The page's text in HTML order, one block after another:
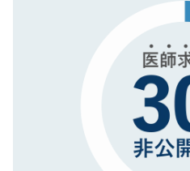
で、機密保持に関